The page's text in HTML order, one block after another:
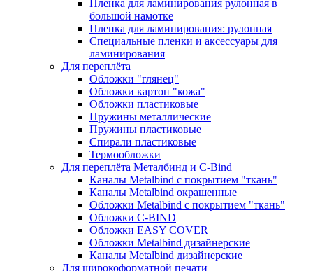
Пленка для ламинирования рулонная в
большой намотке
Пленка для ламинирования: рулонная
Специальные пленки и аксессуары для
ламинирования
Для переплёта
Обложки "глянец"
Обложки картон "кожа"
Обложки пластиковые
Пружины металлические
Пружины пластиковые
Спирали пластиковые
Термообложки
Для переплёта Металбинд и C-Bind
Каналы Metalbind с покрытием "ткань"
Каналы Metalbind окрашенные
Обложки Metalbind с покрытием "ткань"
Обложки C-BIND
Обложки EASY COVER
Обложки Metalbind дизайнерские
Каналы Metalbind дизайнерские
Для широкоформатной печати